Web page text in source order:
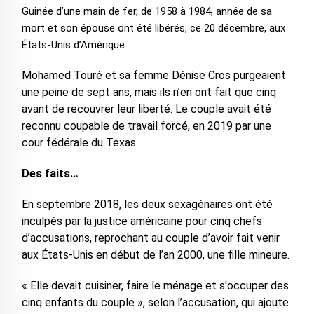
Guinée d’une main de fer, de 1958 à 1984, année de sa
mort et son épouse ont été libérés, ce 20 décembre, aux
États-Unis d’Amérique.
Mohamed Touré et sa femme Dénise Cros purgeaient
une peine de sept ans, mais ils n’en ont fait que cinq
avant de recouvrer leur liberté. Le couple avait été
reconnu coupable de travail forcé, en 2019 par une
cour fédérale du Texas.
Des faits…
En septembre 2018, les deux sexagénaires ont été
inculpés par la justice américaine pour cinq chefs
d’accusations, reprochant au couple d’avoir fait venir
aux États-Unis en début de l’an 2000, une fille mineure.
« Elle devait cuisiner, faire le ménage et s'occuper des
cinq enfants du couple », selon l’accusation, qui ajoute